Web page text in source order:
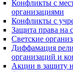
Конфликты с
организациями
Конфликты с
Защита права на
Светские
Диффамация
организаций и
Акции в защиту